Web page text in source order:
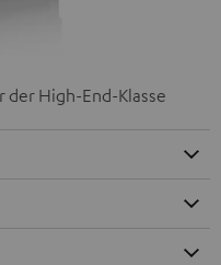
der High-End-Klasse